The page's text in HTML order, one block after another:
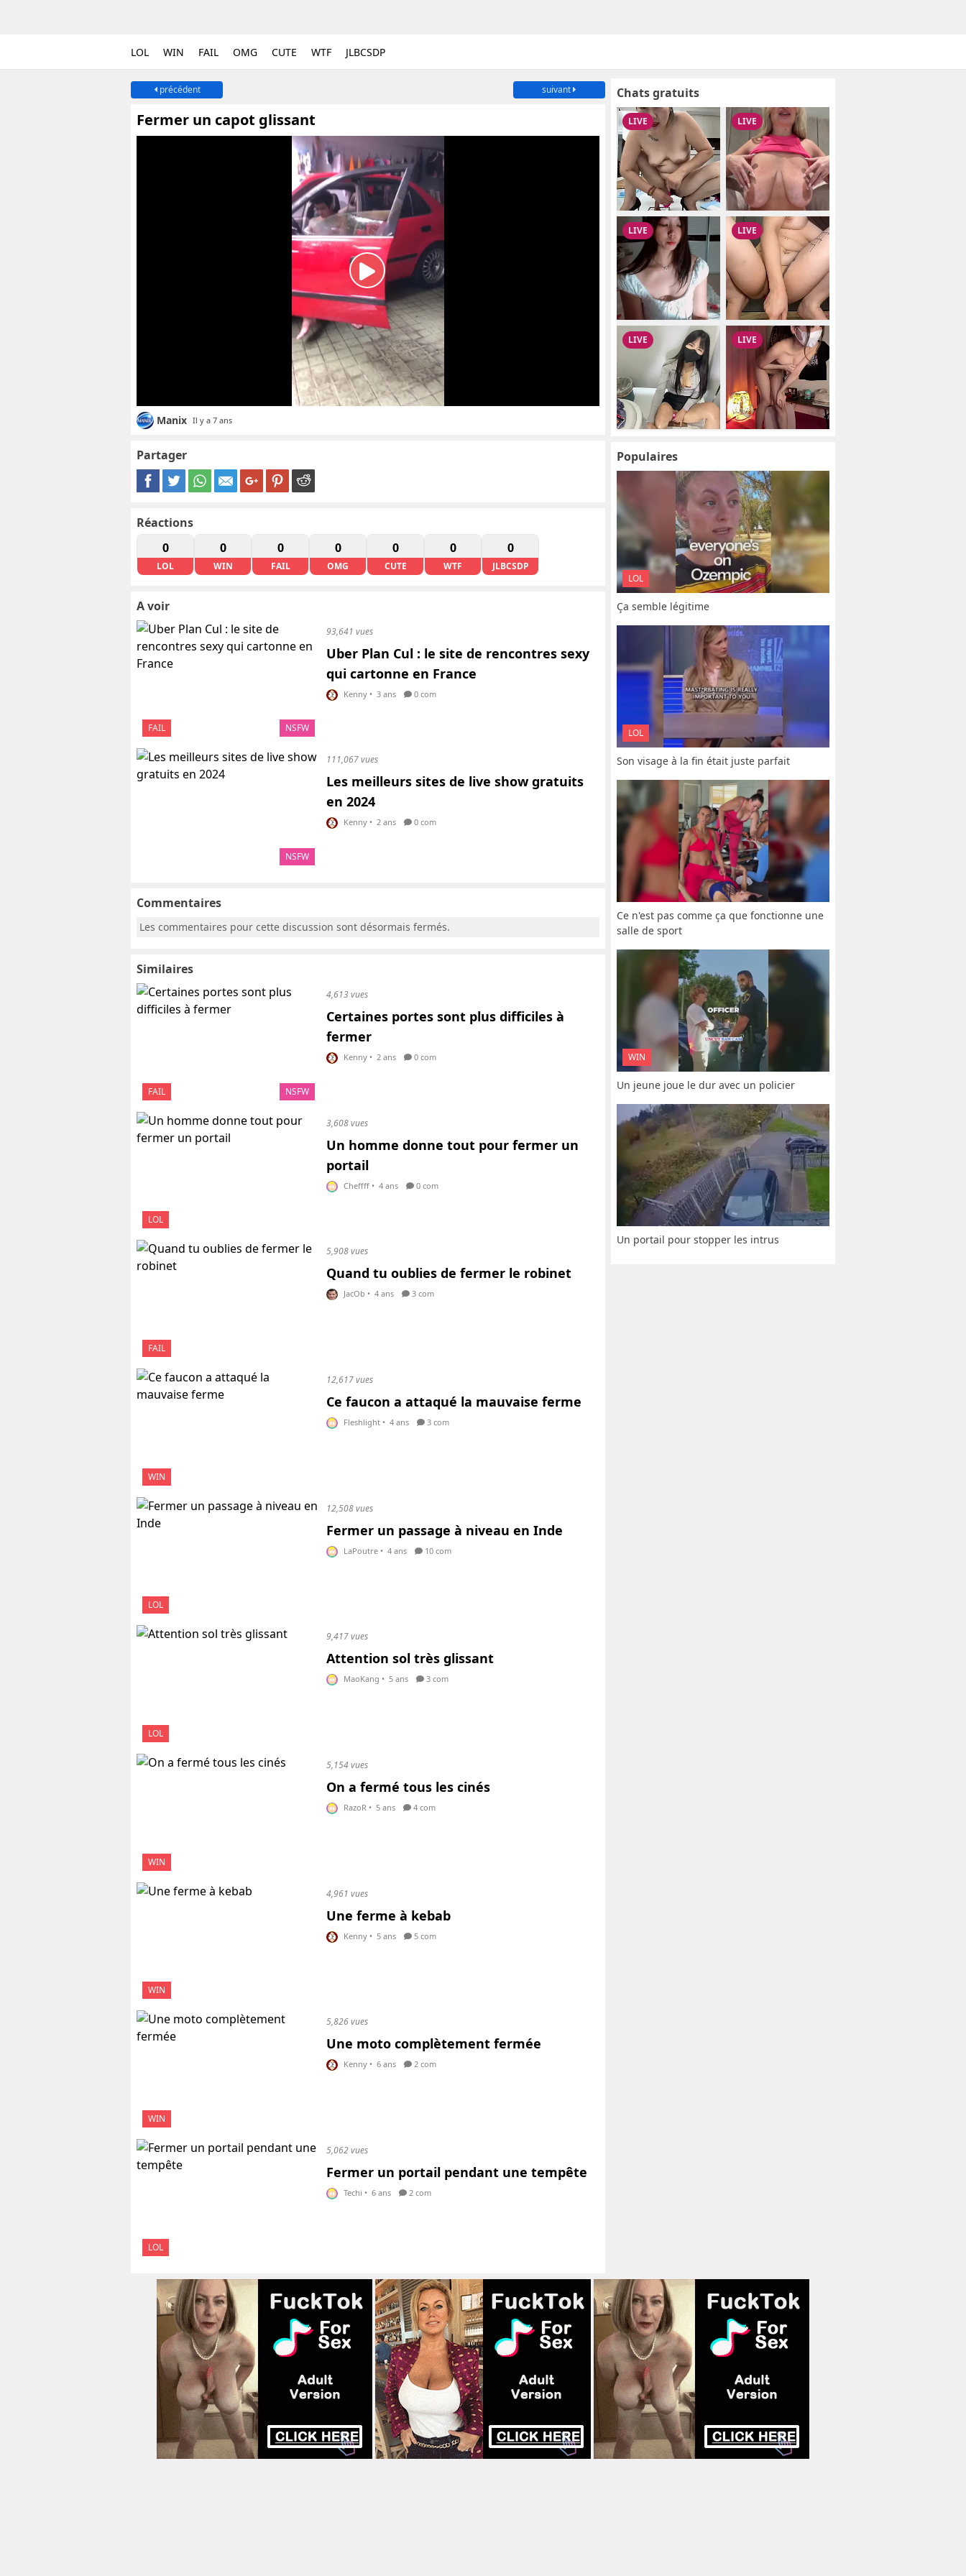
LOL WIN FAIL OMG CUTE WTF JLBCSDP
précédent suivant
Fermer un capot glissant
Manix Il y a 7 ans
Partager
Réactions
0
LOL
0
WIN
0
FAIL
0
OMG
0
CUTE
0
WTF
0
JLBCSDP
A voir
FAIL NSFW
93,641 vues
Uber Plan Cul : le site de rencontres sexy
qui cartonne en France
Kenny • 3 ans 0 com
NSFW
111,067 vues
Les meilleurs sites de live show gratuits
en 2024
Kenny • 2 ans 0 com
Commentaires
Les commentaires pour cette discussion sont désormais fermés.
Similaires
FAIL NSFW
4,613 vues
Certaines portes sont plus difficiles à
fermer
Kenny • 2 ans 0 com
LOL
3,608 vues
Un homme donne tout pour fermer un
portail
Cheffff • 4 ans 0 com
FAIL
5,908 vues
Quand tu oublies de fermer le robinet
JacOb • 4 ans 3 com
WIN
12,617 vues
Ce faucon a attaqué la mauvaise ferme
Fleshlight • 4 ans 3 com
LOL
12,508 vues
Fermer un passage à niveau en Inde
LaPoutre • 4 ans 10 com
LOL
9,417 vues
Attention sol très glissant
MaoKang • 5 ans 3 com
WIN
5,154 vues
On a fermé tous les cinés
RazoR • 5 ans 4 com
WIN
4,961 vues
Une ferme à kebab
Kenny • 5 ans 5 com
WIN
5,826 vues
Une moto complètement fermée
Kenny • 6 ans 2 com
LOL
5,062 vues
Fermer un portail pendant une tempête
Techi • 6 ans 2 com
Chats gratuits
Populaires
LOL
Ça semble légitime
LOL
Son visage à la fin était juste parfait
Ce n'est pas comme ça que fonctionne une
salle de sport
WIN
Un jeune joue le dur avec un policier
Un portail pour stopper les intrus